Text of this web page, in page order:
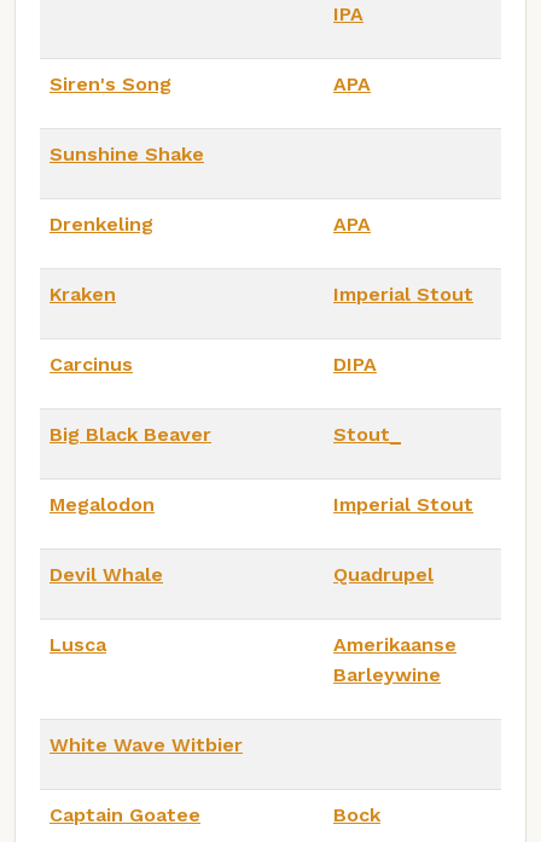
IPA
Siren's Song APA
Sunshine Shake
Drenkeling APA
Kraken Imperial Stout
Carcinus DIPA
Big Black Beaver Stout_
Megalodon Imperial Stout
Devil Whale Quadrupel
Lusca
Amerikaanse
Barleywine
White Wave Witbier
Captain Goatee Bock